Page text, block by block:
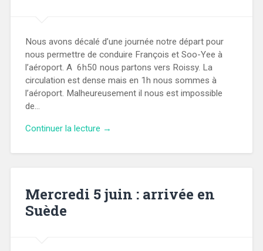
Nous avons décalé d’une journée notre départ pour
nous permettre de conduire François et Soo-Yee à
l’aéroport. A 6h50 nous partons vers Roissy. La
circulation est dense mais en 1h nous sommes à
l’aéroport. Malheureusement il nous est impossible
de…
Continuer la lecture →
Mercredi 5 juin : arrivée en
Suède